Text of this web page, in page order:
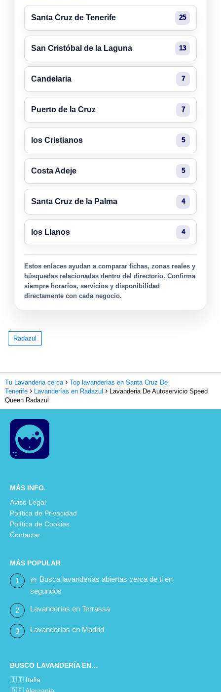
Santa Cruz de Tenerife 25
San Cristóbal de la Laguna 13
Candelaria 7
Puerto de la Cruz 7
los Cristianos 5
Costa Adeje 5
Santa Cruz de la Palma 4
los Llanos 4
Estos enlaces ayudan a comparar fichas, zonas reales y
búsquedas relacionadas dentro del directorio. Confirma
siempre horarios, servicios y disponibilidad
directamente con cada negocio.
Radazul
Tu Lavanderia cerca
Top lavanderías en Santa Cruz De
Tenerife
Lavanderías en Radazul
Lavanderia De Autoservicio Speed
Queen Radazul
MÁS INFO.
Aviso Legal
Política de Privacidad
Política de Cookies
Contactar
MÁS POPULAR
🧺 Busca lavanderías abiertas cerca de ti en
segundos
Lavanderías en Terrassa
Lavanderías en Madrid
BUSCO LAVANDERÍA EN…
🇮🇹 Italia